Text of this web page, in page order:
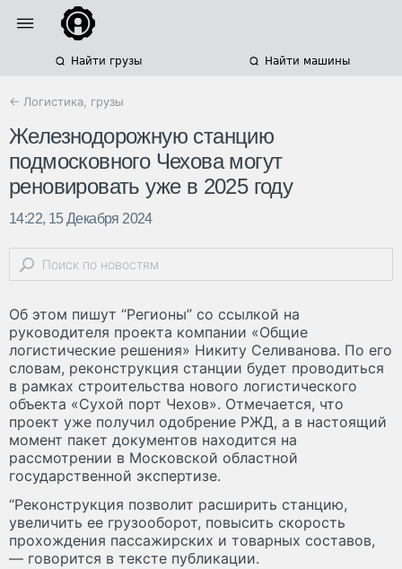
Найти грузы Найти машины
← Логистика, грузы
Железнодорожную станцию
подмосковного Чехова могут
реновировать уже в 2025 году
14:22, 15 Декабря 2024
Об этом пишут “Регионы” со ссылкой на
руководителя проекта компании «Общие
логистические решения» Никиту Селиванова. По его
словам, реконструкция станции будет проводиться
в рамках строительства нового логистического
объекта «Сухой порт Чехов». Отмечается, что
проект уже получил одобрение РЖД, а в настоящий
момент пакет документов находится на
рассмотрении в Московской областной
государственной экспертизе.
“Реконструкция позволит расширить станцию,
увеличить ее грузооборот, повысить скорость
прохождения пассажирских и товарных составов,
— говорится в тексте публикации.